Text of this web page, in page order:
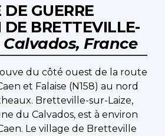
GUERRE
BRETTEVILLE-
Calvados, France
du côté ouest de la route
et Falaise (N158) au nord
Bretteville-sur-Laize,
du Calvados, est à environ
Le village de Bretteville